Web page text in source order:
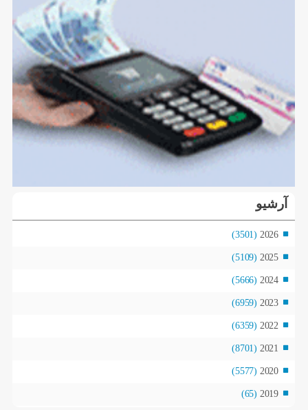
آرشیو
2026
(3501)
2025
(5109)
2024
(5666)
2023
(6959)
2022
(6359)
2021
(8701)
2020
(5577)
2019
(65)